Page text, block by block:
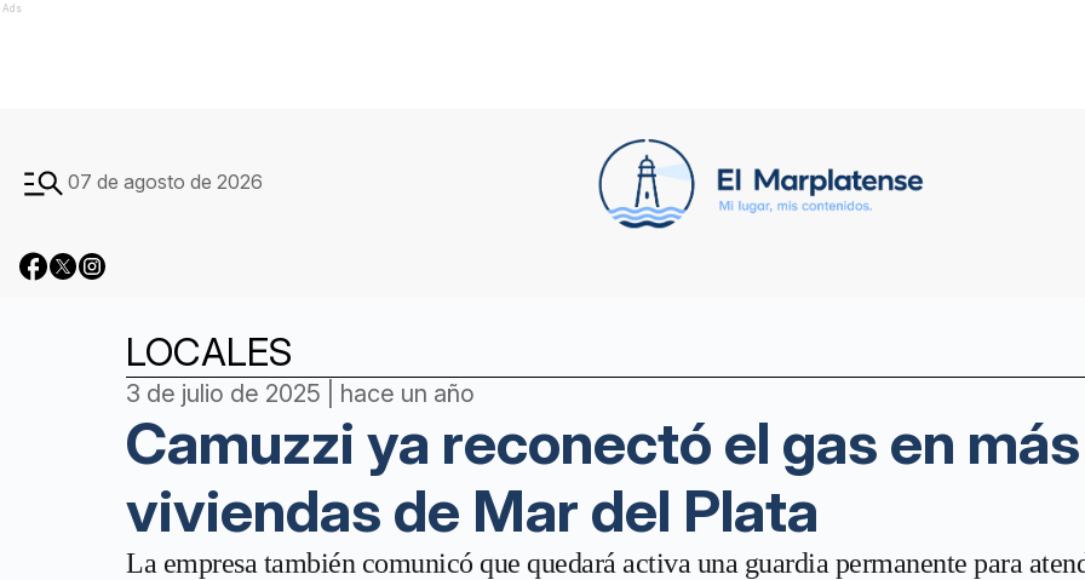
Ads
07 de agosto de 2026
LOCALES
3 de julio de 2025 | hace un año
Camuzzi ya reconectó el gas en
viviendas de Mar del Plata
La empresa también comunicó que quedará activa una guardia permanente para